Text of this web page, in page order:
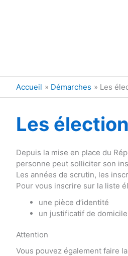
Accueil Démarches Les
Les
Depuis la mise en place du
personne peut solliciter son
Les années de scrutin, les
Pour vous inscrire sur la liste
une pièce d’identité
un justificatif de
Attention
Vous pouvez également faire